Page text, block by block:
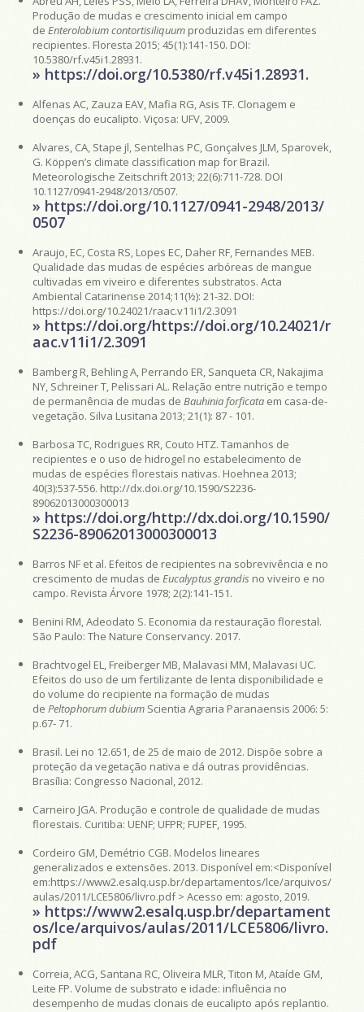
Produção de mudas e crescimento inicial em campo
de Enterolobium contortisiliquumproduzidas em diferentes
recipientes. Floresta 2015; 45(1):141-150. DOI:
10.5380/rf.v45i1.28931.
» https://doi.org/10.5380/rf.v45i1.28931.
Alfenas AC, Zauza EAV, Mafia RG, Asis TF. Clonagem e
doenças do eucalipto. Viçosa: UFV, 2009.
Alvares, CA, Stape jl, Sentelhas PC, Gonçalves JLM, Sparovek,
G. Köppen’s climate classification map for Brazil.
Meteorologische Zeitschrift 2013; 22(6):711-728. DOI
10.1127/0941-2948/2013/0507.
» https://doi.org/10.1127/0941-2948/2013/
0507
Araujo, EC, Costa RS, Lopes EC, Daher RF, Fernandes MEB.
Qualidade das mudas de espécies arbóreas de mangue
cultivadas em viveiro e diferentes substratos. Acta
Ambiental Catarinense 2014;11(½): 21-32. DOI:
https://doi.org/10.24021/raac.v11i1/2.3091
» https://doi.org/https://doi.org/10.24021/r
aac.v11i1/2.3091
Bamberg R, Behling A, Perrando ER, Sanqueta CR, Nakajima
NY, Schreiner T, Pelissari AL. Relação entre nutrição e tempo
de permanência de mudas de Bauhinia forficata em casa-de-
vegetação. Silva Lusitana 2013; 21(1): 87 - 101.
Barbosa TC, Rodrigues RR, Couto HTZ. Tamanhos de
recipientes e o uso de hidrogel no estabelecimento de
mudas de espécies florestais nativas. Hoehnea 2013;
40(3):537-556. http://dx.doi.org/10.1590/S2236-
89062013000300013
» https://doi.org/http://dx.doi.org/10.1590/
S2236-89062013000300013
Barros NF et al. Efeitos de recipientes na sobrevivência e no
crescimento de mudas de Eucalyptus grandis no viveiro e no
campo. Revista Árvore 1978; 2(2):141-151.
Benini RM, Adeodato S. Economia da restauração florestal.
São Paulo: The Nature Conservancy. 2017.
Brachtvogel EL, Freiberger MB, Malavasi MM, Malavasi UC.
Efeitos do uso de um fertilizante de lenta disponibilidade e
do volume do recipiente na formação de mudas
de Peltophorum dubium Scientia Agraria Paranaensis 2006: 5:
p.67- 71.
Brasil. Lei no 12.651, de 25 de maio de 2012. Dispõe sobre a
proteção da vegetação nativa e dá outras providências.
Brasília: Congresso Nacional, 2012.
Carneiro JGA. Produção e controle de qualidade de mudas
florestais. Curitiba: UENF; UFPR; FUPEF, 1995.
Cordeiro GM, Demétrio CGB. Modelos lineares
generalizados e extensões. 2013. Disponível em:<Disponível
em:https://www2.esalq.usp.br/departamentos/lce/arquivos/
aulas/2011/LCE5806/livro.pdf > Acesso em: agosto, 2019.
» https://www2.esalq.usp.br/departament
os/lce/arquivos/aulas/2011/LCE5806/livro.
pdf
Correia, ACG, Santana RC, Oliveira MLR, Titon M, Ataíde GM,
Leite FP. Volume de substrato e idade: influência no
desempenho de mudas clonais de eucalipto após replantio.